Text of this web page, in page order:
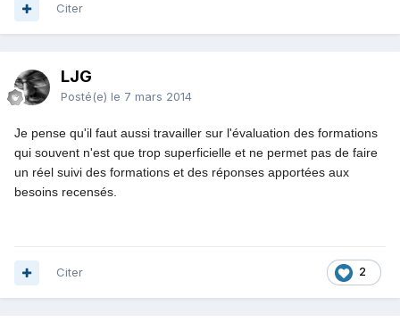
Citer
LJG
Posté(e) le 7 mars 2014
Je pense qu'il faut aussi travailler sur l'évaluation des formations
qui souvent n'est que trop superficielle et ne permet pas de faire
un réel suivi des formations et des réponses apportées aux
besoins recensés.
2
Citer